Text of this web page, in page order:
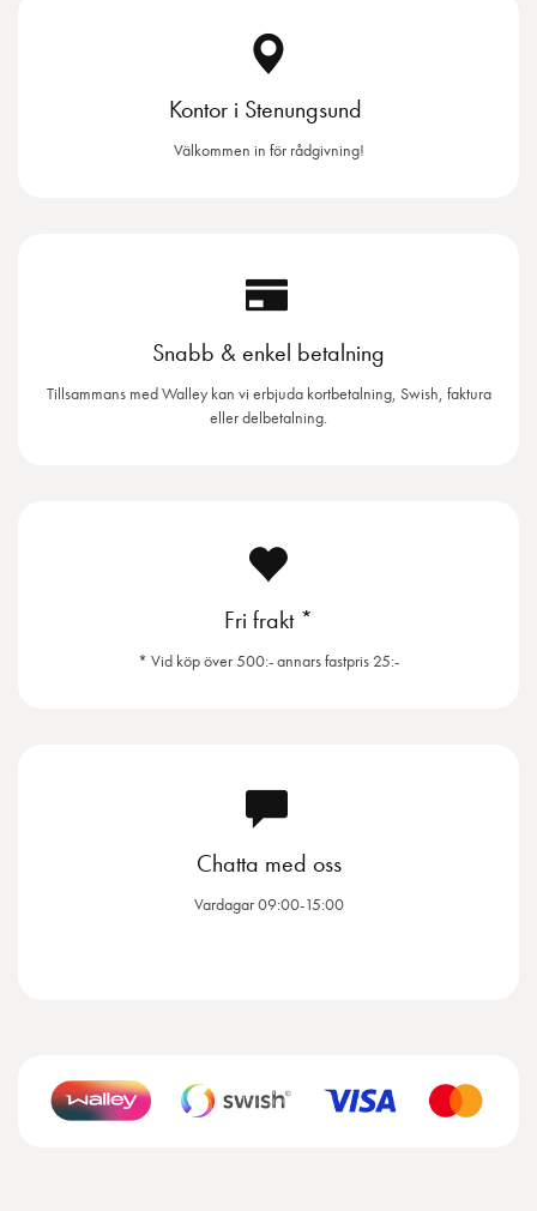
Kontor i Stenungsund
Välkommen in för rådgivning!
Snabb & enkel betalning
Tillsammans med Walley kan vi erbjuda kortbetalning, Swish, faktura
eller delbetalning.
Fri frakt *
* Vid köp över 500:- annars fastpris 25:-
Chatta med oss
Vardagar 09:00-15:00